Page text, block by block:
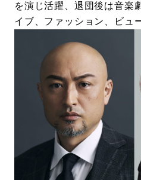
を演じ活躍、退団後は音楽
イブ、ファッション、ビュ